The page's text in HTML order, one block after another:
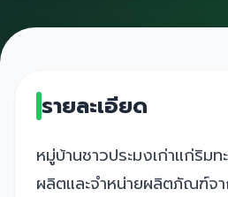
รายละเอียด
หมู่บ้านชาวประมงเก่าแก่ริม
ผลิตและจำหน่ายผลิตภัณฑ์จ